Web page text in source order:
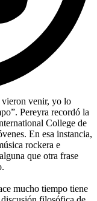
vieron venir, yo lo
Pereyra recordó la
College de
En esa instancia,
rockera e
que otra frase
mucho tiempo tiene